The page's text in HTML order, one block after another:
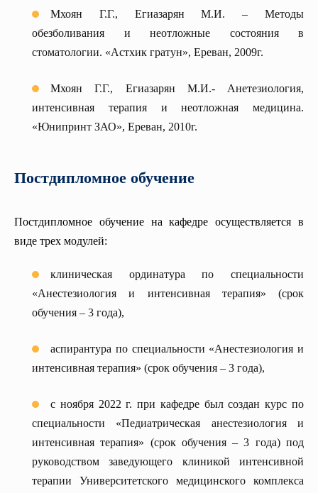
Мхоян Г.Г., Егиазарян М.И. – Методы
обезболивания и неотложные состояния в
стоматологии. «Астхик гратун», Ереван, 2009г.
Мхоян Г.Г., Егиазарян М.И.- Анетезиология,
интенсивная терапия и неотложная медицина.
«Юнипринт ЗАО», Ереван, 2010г.
Постдипломное обучение
Постдипломное обучение на кафедре осуществляется в
виде трех модулей:
клиническая ординатура по специальности
«Анестезиология и интенсивная терапия» (срок
обучения – 3 года),
аспирантура по специальности «Анестезиология и
интенсивная терапия» (срок обучения – 3 года),
с ноября 2022 г. при кафедре был создан курс по
специальности «Педиатрическая анестезиология и
интенсивная терапия» (срок обучения – 3 года) под
руководством заведующего клиникой интенсивной
терапии Университетского медицинского комплекса